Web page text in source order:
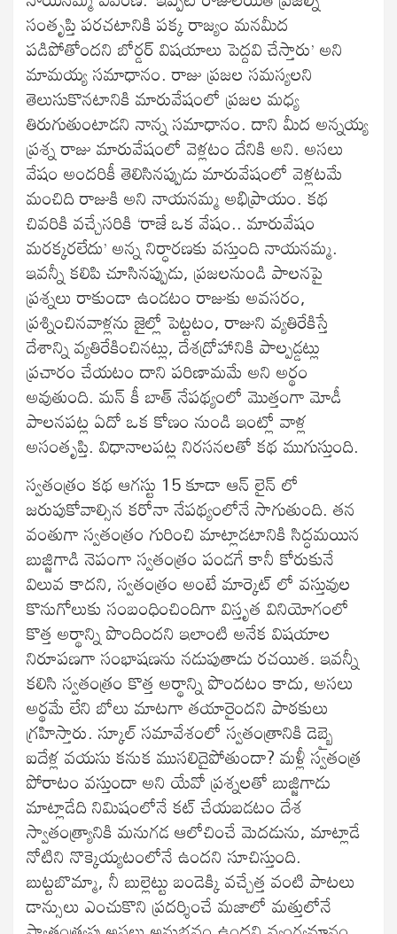
సంతృప్తి పరచటానికి పక్క రాజ్యం మనమీద
పడిపోతోందని బోర్డర్ విషయాలు పెద్దవి చేస్తారు’ అని
మామయ్య సమాధానం. రాజు ప్రజల సమస్యలని
తెలుసుకొనటానికి మారువేషంలో ప్రజల మధ్య
తిరుగుతుంటాడని నాన్న సమాధానం. దాని మీద అన్నయ్య
ప్రశ్న రాజు మారువేషంలో వెళ్లటం దేనికి అని. అసలు
వేషం అందరికీ తెలిసినప్పుడు మారువేషంలో వెళ్లటమే
మంచిది రాజుకి అని నాయనమ్మ అభిప్రాయం. కథ
చివరికి వచ్చేసరికి ‘రాజే ఒక వేషం.. మారువేషం
మరక్కరలేదు’ అన్న నిర్ధారణకు వస్తుంది నాయనమ్మ.
ఇవన్నీ కలిపి చూసినప్పుడు, ప్రజలనుండి పాలనపై
ప్రశ్నలు రాకుండా ఉండటం రాజుకు అవసరం,
ప్రశ్నించినవాళ్లను జైల్లో పెట్టటం, రాజుని వ్యతిరేకిస్తే
దేశాన్ని వ్యతిరేకించినట్లు, దేశద్రోహానికి పాల్పడ్డట్లు
ప్రచారం చేయటం దాని పరిణామమే అని అర్థం
అవుతుంది. మన్ కీ బాత్ నేపథ్యంలో మొత్తంగా మోడీ
పాలనపట్ల ఏదో ఒక కోణం నుండి ఇంట్లో వాళ్ల
అసంతృప్తి. విధానాలపట్ల నిరసనలతో కథ ముగుస్తుంది.
స్వతంత్రం కథ ఆగస్టు 15 కూడా ఆన్ లైన్ లో
జరుపుకోవాల్సిన కరోనా నేపథ్యంలోనే సాగుతుంది. తన
వంతుగా స్వతంత్రం గురించి మాట్లాడటానికి సిద్ధమయిన
బుజ్జిగాడి నెపంగా స్వతంత్రం పండగే కానీ కోరుకునే
విలువ కాదని, స్వతంత్రం అంటే మార్కెట్ లో వస్తువుల
కొనుగోలుకు సంబంధించిందిగా విస్తృత వినియోగంలో
కొత్త అర్థాన్ని పొందిందని ఇలాంటి అనేక విషయాల
నిరూపణగా సంభాషణను నడుపుతాడు రచయిత. ఇవన్నీ
కలిసి స్వతంత్రం కొత్త అర్థాన్ని పొందటం కాదు, అసలు
అర్థమే లేని బోలు మాటగా తయారైందని పాఠకులు
గ్రహిస్తారు. స్కూల్ సమావేశంలో స్వతంత్రానికి డెబ్బై
ఐదేళ్ల వయసు కనుక ముసలిదైపోతుందా? మళ్లీ స్వతంత్ర
పోరాటం వస్తుందా అని యేవో ప్రశ్నలతో బుజ్జిగాడు
మాట్లాడేది నిమిషంలోనే కట్ చేయబడటం దేశ
స్వాతంత్ర్యానికి మనుగడ ఆలోచించే మెదడును, మాట్లాడే
నోటిని నొక్కెయ్యటంలోనే ఉందని సూచిస్తుంది.
బుట్టబొమ్మా, నీ బుల్లెట్టు బండెక్కి వచ్చేత్త వంటి పాటలు
డాన్సులు ఎంచుకొని ప్రదర్శించే మజాలో మత్తులోనే